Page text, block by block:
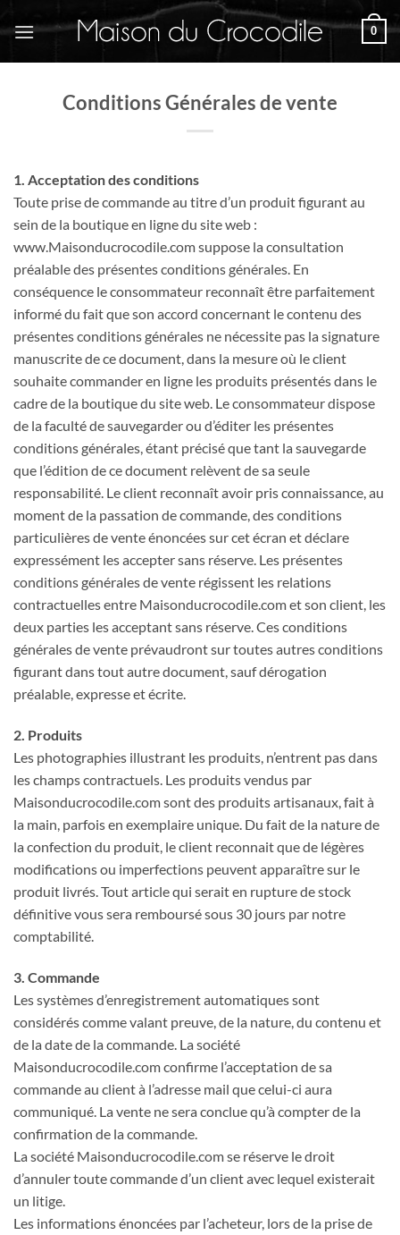
au
0
Conditions Générales de vente
1. Acceptation des conditions
Toute prise de commande au titre d’un produit figurant au
sein de la boutique en ligne du site web :
www.Maisonducrocodile.com suppose la consultation
préalable des présentes conditions générales. En
conséquence le consommateur reconnaît être parfaitement
informé du fait que son accord concernant le contenu des
présentes conditions générales ne nécessite pas la signature
manuscrite de ce document, dans la mesure où le client
souhaite commander en ligne les produits présentés dans le
cadre de la boutique du site web. Le consommateur dispose
de la faculté de sauvegarder ou d’éditer les présentes
conditions générales, étant précisé que tant la sauvegarde
que l’édition de ce document relèvent de sa seule
responsabilité. Le client reconnaît avoir pris connaissance, au
moment de la passation de commande, des conditions
particulières de vente énoncées sur cet écran et déclare
expressément les accepter sans réserve. Les présentes
conditions générales de vente régissent les relations
contractuelles entre Maisonducrocodile.com et son client, les
deux parties les acceptant sans réserve. Ces conditions
générales de vente prévaudront sur toutes autres conditions
figurant dans tout autre document, sauf dérogation
préalable, expresse et écrite.
2. Produits
Les photographies illustrant les produits, n’entrent pas dans
les champs contractuels. Les produits vendus par
Maisonducrocodile.com sont des produits artisanaux, fait à
la main, parfois en exemplaire unique. Du fait de la nature de
la confection du produit, le client reconnait que de légères
modifications ou imperfections peuvent apparaître sur le
produit livrés. Tout article qui serait en rupture de stock
définitive vous sera remboursé sous 30 jours par notre
comptabilité.
3. Commande
Les systèmes d’enregistrement automatiques sont
considérés comme valant preuve, de la nature, du contenu et
de la date de la commande. La société
Maisonducrocodile.com confirme l’acceptation de sa
commande au client à l’adresse mail que celui-ci aura
communiqué. La vente ne sera conclue qu’à compter de la
confirmation de la commande.
La société Maisonducrocodile.com se réserve le droit
d’annuler toute commande d’un client avec lequel existerait
un litige.
Les informations énoncées par l’acheteur, lors de la prise de